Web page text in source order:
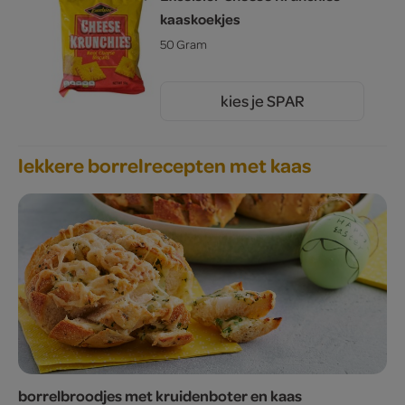
kaaskoekjes
50 Gram
kies je SPAR
lekkere borrelrecepten met kaas
borrelbroodjes met kruidenboter en kaas